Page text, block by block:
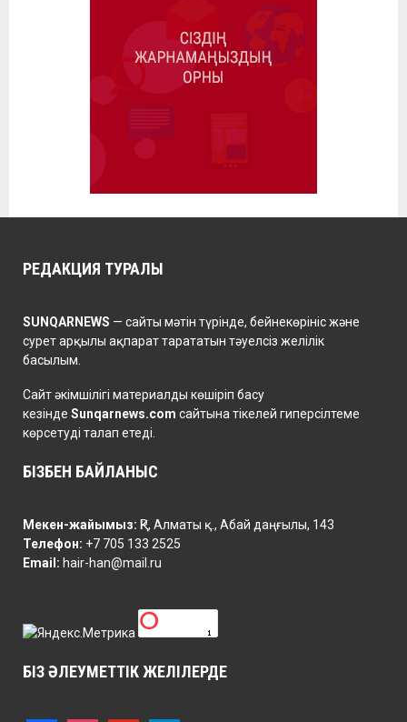
РЕДАКЦИЯ ТУРАЛЫ
SUNQARNEWS — сайты мәтін түрінде, бейнекөрініс және
сурет арқылы ақпарат тарататын тәуелсіз желілік
басылым.
Сайт әкімшілігі материалды көшіріп басу
кезінде Sunqarnews.com сайтына тікелей гиперсілтеме
көрсетуді талап етеді.
БІЗБЕН БАЙЛАНЫС
Мекен-жайымыз: ҚР, Алматы қ., Абай даңғылы, 143
Телефон: +7 705 133 2525
Email: hair-han@mail.ru
БІЗ ӘЛЕУМЕТТІК ЖЕЛІЛЕРДЕ